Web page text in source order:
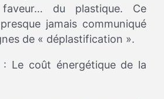
du plastique. Ce
jamais communiqué
de « déplastification ».
: Le coût énergétique de la